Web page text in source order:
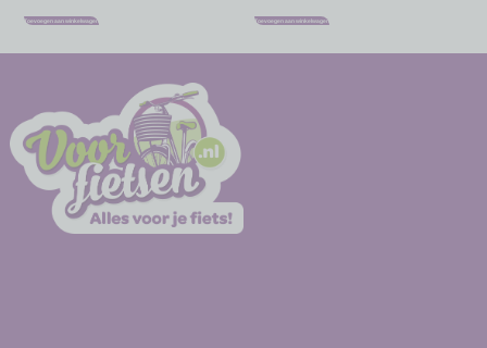
Toevoegen aan winkelwagen Toevoegen aan winkelwagen